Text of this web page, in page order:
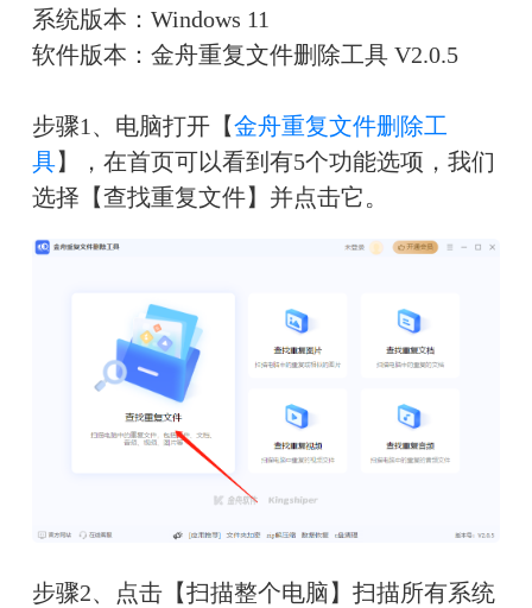
系统版本：Windows 11
软件版本：金舟重复文件删除工具 V2.0.5
步骤1、电脑打开【金舟重复文件删除工
具】，在首页可以看到有5个功能选项，我们
选择【查找重复文件】并点击它。
步骤2、点击【扫描整个电脑】扫描所有系统